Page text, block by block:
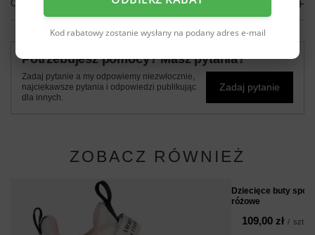
OPINIE
Potrzebujesz pomocy? Masz pytania?
Zadaj pytanie a my odpowiemy niezwłocznie,
najciekawsze pytania i odpowiedzi publikując
dla innych.
Zadaj pytanie
ZOBACZ RÓWNIEŻ
Dziecięce buty
różowe
109,00 zł / szt.
Kod rabatowy zostanie wysłany na podany adres e-mail